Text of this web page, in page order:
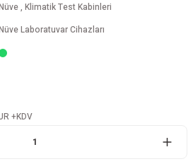
, Klimatik Test Kabinleri
Laboratuvar Cihazları
+KDV